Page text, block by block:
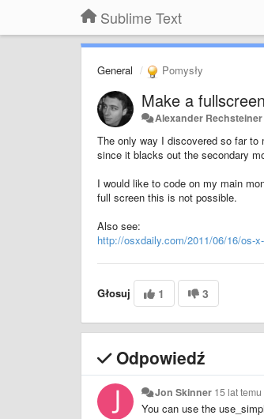
Sublime Text
General Pomysły
Make a
Alexander Rechsteiner
The only way I discovered so far to
since it blacks out the secondary
I would like to code on my main
full screen this is not possible.
Also see:
http://osxdaily.com/2011/06/16/os-
Głosuj 1 3
Odpowiedź
Jon Skinner 15 lat temu
You can use the